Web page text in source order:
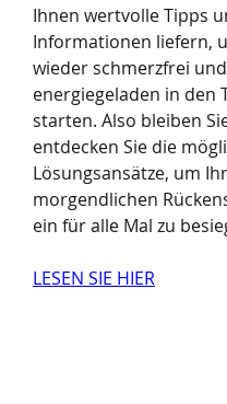
Ihnen wertvolle Tipps
Informationen liefern,
wieder schmerzfrei und
energiegeladen in den
starten. Also bleiben
entdecken Sie die
Lösungsansätze, um
morgendlichen
ein für alle Mal zu
LESEN SIE HIER